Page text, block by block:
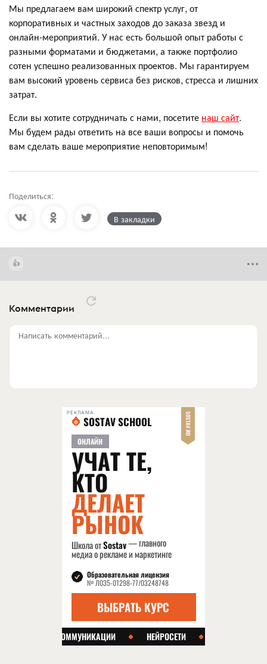
Мы предлагаем вам широкий спектр услуг, от
корпоративных и частных заходов до заказа звезд и
онлайн-мероприятий. У нас есть большой опыт работы с
разными форматами и бюджетами, а также портфолио
сотен успешно реализованных проектов. Мы гарантируем
вам высокий уровень сервиса без рисков, стресса и лишних
затрат.
Если вы хотите сотрудничать с нами, посетите наш сайт.
Мы будем рады ответить на все ваши вопросы и помочь
вам сделать ваше мероприятие неповторимым!
Поделиться:
В закладки
Комментарии
Написать комментарий...
РЕКЛАМА